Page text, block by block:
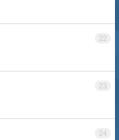
22
23
24